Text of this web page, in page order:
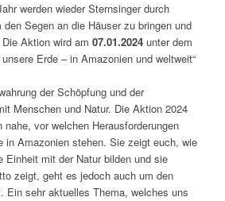
werden wieder Sternsinger durch
Segen an die Häuser zu bringen und
Aktion wird am 07.01.2024 unter dem
Erde – in Amazonien und weltweit“
der Schöpfung und der
Menschen und Natur. Die Aktion 2024
vor welchen Herausforderungen
in Amazonien stehen. Sie zeigt euch, wie
Einheit mit der Natur bilden und sie
zeigt, geht es jedoch auch um den
Ein sehr aktuelles Thema, welches uns